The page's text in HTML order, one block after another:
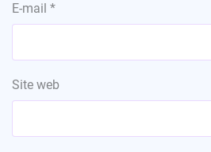
E-mail *
Site web